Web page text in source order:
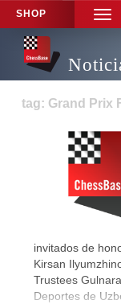
SHOP
tag: Grand Prix
invitados de
Kirsan
Trustees
Deportes de